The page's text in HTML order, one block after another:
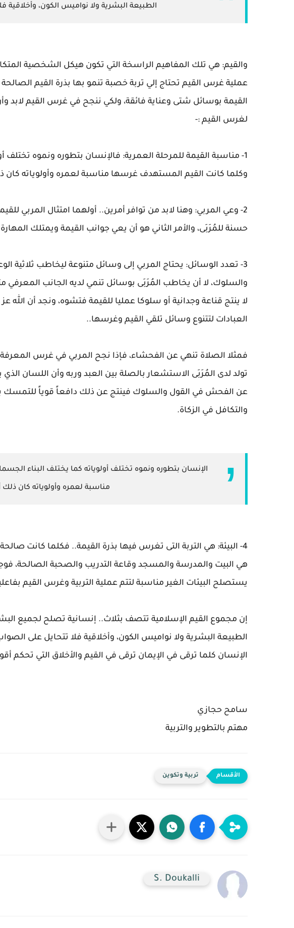
الطبيعة البشرية ولا نواميس الكون، وأخلاقية
والقيم: هي تلك المفاهيم الراسخة التي تكون هيكل الشخصية
عملية غرس القيم تحتاج إلي تربة خصبة تنمو بها بذرة القيم الصالحة
القيمة بوسائل شتى وعناية فائقة، ولكي ننجح في غرس القيم لابد
لغرس القيم :-
1- مناسبة القيمة للمرحلة العمرية: فالإنسان بتطوره ونموه تختلف
وكلما كانت القيم المستهدف غرسها مناسبة لعمره وأولوياته كان
2- وعي المربي: وهنا لابد من توافر أمرين.. أولهما امتثال المربي
حسنة للمُرَبَى، والأمر الثاني هو أن يعي جوانب القيمة ويمتلك
3- تعدد الوسائل: يحتاج المربي إلى وسائل متنوعة ليخاطب ثلاثية
والسلوك، لا أن يخاطب المُرَبَى بوسائل تنمي لديه الجانب المعرفي
لا ينتج قناعة وجدانية أو سلوكا عمليا للقيمة فتشوه، ونجد أن الله
العبادات لتتنوع وسائل تلقي القيم وغرسها..
فمثلا الصلاة تنهي عن الفحشاء، فإذا نجح المربي في غرس المعرفة
تولد لدى المُرَبَى الاستشعار بالصلة بين العبد وربه وأن اللسان
عن الفحش في القول والسلوك فينتج عن ذلك دافعاً قوياً للتمسك
والتكافل في الزكاة.
الإنسان بتطوره ونموه تختلف أولوياته كما يختلف البناء
مناسبة لعمره وأولوياته كان ذلك
4- البيئة: هي التربة التى تغرس فيها بذرة القيمة.. فكلما كانت
هي البيت والمدرسة والمسجد وقاعة التدريب والصحبة الصالحة،
يستصلح البيئات الغير مناسبة لتتم عملية التربية وغرس القيم
إن مجموع القيم الإسلامية تتصف بثلاث.. إنسانية تصلح لجميع
الطبيعة البشرية ولا نواميس الكون، وأخلاقية فلا تتحايل على
الإنسان كلما ترقى في الإيمان ترقى في القيم والأخلاق التي تحكم
سامح حجازي
مهتم بالتطوير والتربية
تربية وتكوين
S. Doukalli